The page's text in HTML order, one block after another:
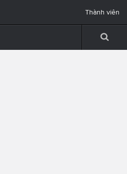
Thành viên